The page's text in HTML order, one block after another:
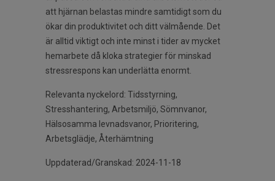
att hjärnan belastas mindre samtidigt som du
ökar din produktivitet och ditt välmående. Det
är a lltid viktigt och inte minst i tider av mycket
hemarbete då kloka strategier för minskad
stressrespons kan underlätta enormt.
Relevanta nyckelord: Tidsstyrning,
Stresshantering, Arbetsmiljö, Sömnvanor,
Hälsosamma levnadsvanor, Prioritering,
Arbetsglädje, Återhämtning
Uppdaterad/Granskad: 2024-11-18